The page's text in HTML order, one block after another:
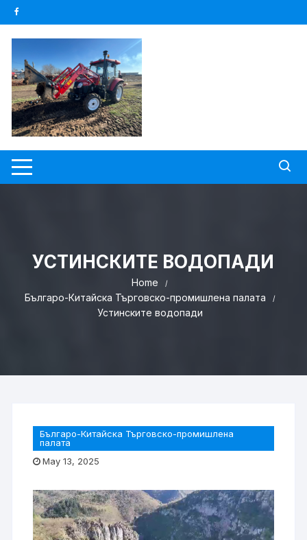
Skip
to
content
УСТИНСКИТЕ ВОДОПАДИ
Home
Българо-Китайска Търговско-промишлена палaта
Устинските водопади
Българо-Китайска Търговско-промишлена
палaта
May 13, 2025